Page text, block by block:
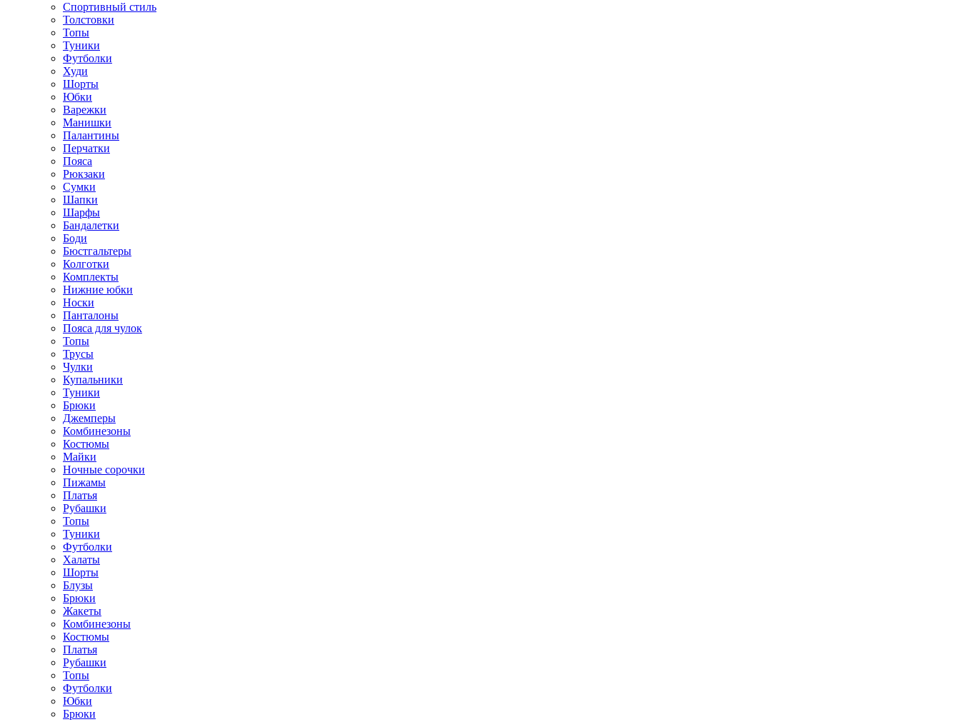
Спортивный стиль
Толстовки
Топы
Туники
Футболки
Худи
Шорты
Юбки
Варежки
Манишки
Палантины
Перчатки
Пояса
Рюкзаки
Сумки
Шапки
Шарфы
Бандалетки
Боди
Бюстгальтеры
Колготки
Комплекты
Нижние юбки
Носки
Панталоны
Поясa для чулок
Топы
Трусы
Чулки
Купальники
Туники
Брюки
Джемперы
Комбинезоны
Костюмы
Майки
Ночные сорочки
Пижамы
Платья
Рубашки
Топы
Туники
Футболки
Халаты
Шорты
Блузы
Брюки
Жакеты
Комбинезоны
Костюмы
Платья
Рубашки
Топы
Футболки
Юбки
Брюки